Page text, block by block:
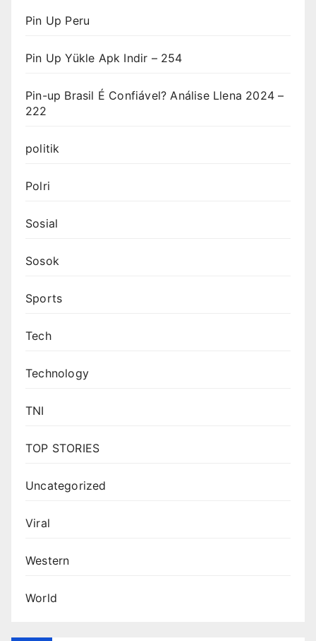
Pin Up Peru
Pin Up Yükle Apk Indir – 254
Pin-up Brasil É Confiável? Análise Llena 2024 –
222
politik
Polri
Sosial
Sosok
Sports
Tech
Technology
TNI
TOP STORIES
Uncategorized
Viral
Western
World